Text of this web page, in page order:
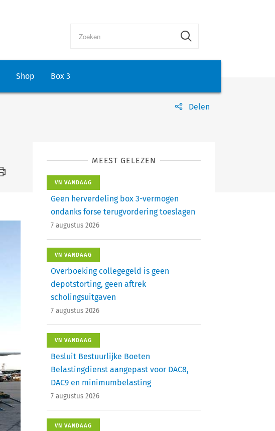
Shop Box 3
Delen
MEEST GELEZEN
VN VANDAAG
Geen herverdeling box 3-vermogen
ondanks forse terugvordering toeslagen
7 augustus 2026
VN VANDAAG
Overboeking collegegeld is geen
depotstorting, geen aftrek
scholingsuitgaven
7 augustus 2026
VN VANDAAG
Besluit Bestuurlijke Boeten
Belastingdienst aangepast voor DAC8,
DAC9 en minimumbelasting
7 augustus 2026
VN VANDAAG